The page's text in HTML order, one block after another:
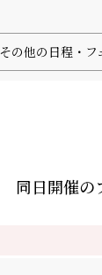
その他の日程・フ
同日開催の